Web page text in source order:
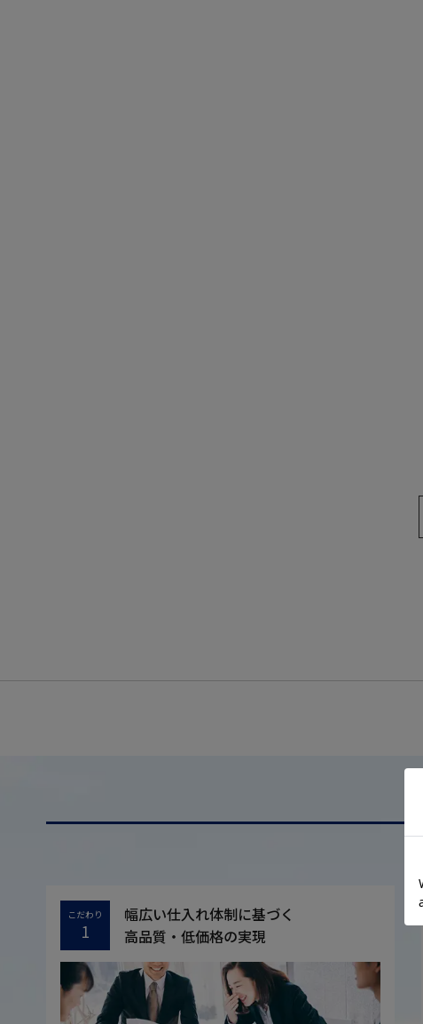
こだわり
1
幅広い仕入れ体制に基づく
高品質・低価格の実現